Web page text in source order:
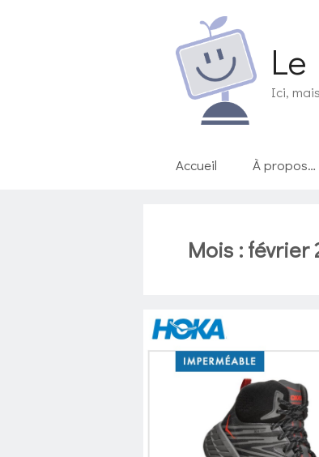
Ici,
Accueil À propos…
Mois : février